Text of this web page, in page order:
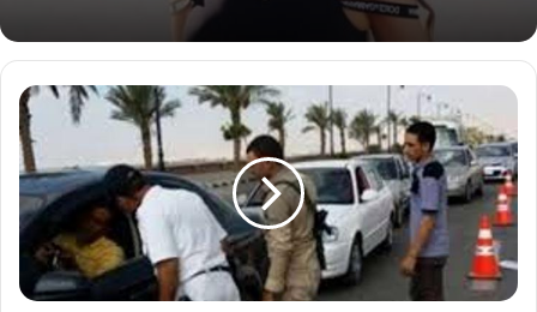
الاداره
المروريه:
تم
اجراء
تحليل
طبي
240سائق
واثبات
تعاطي33